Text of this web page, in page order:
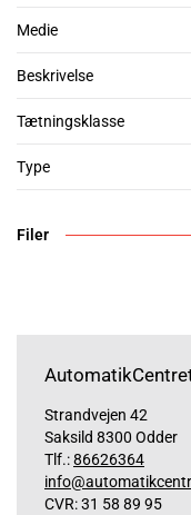
Medie
Beskrivelse
Tætningsklasse
Type
Filer
Strandvejen 42
Saksild 8300 Odder
Tlf.:86626364
CVR: 31 58 89 95